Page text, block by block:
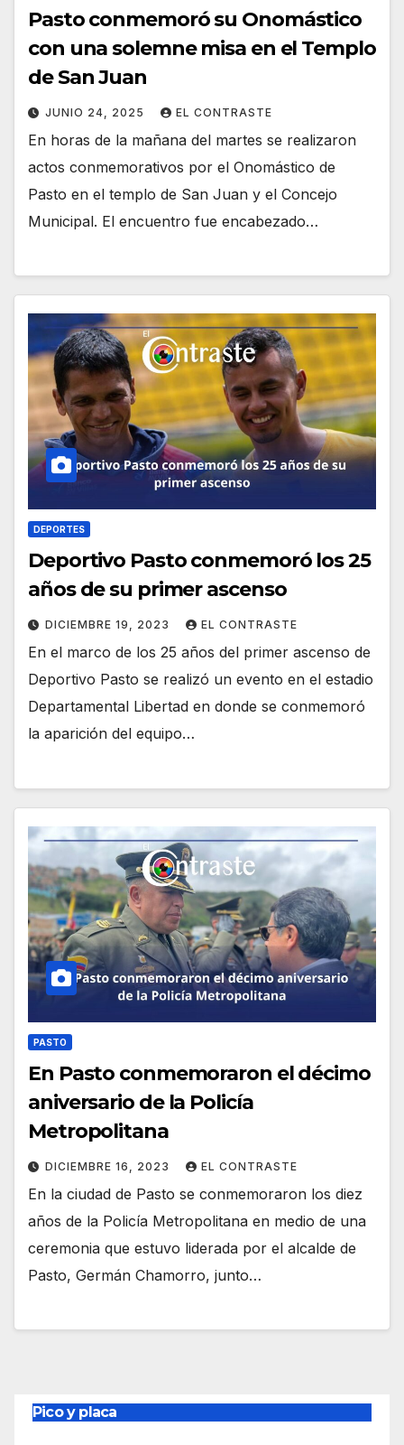
Pasto conmemoró su Onomástico
con una solemne misa en el Templo
de San Juan
JUNIO 24, 2025 EL CONTRASTE
En horas de la mañana del martes se realizaron
actos conmemorativos por el Onomástico de
Pasto en el templo de San Juan y el Concejo
Municipal. El encuentro fue encabezado…
DEPORTES
Deportivo Pasto conmemoró los 25
años de su primer ascenso
DICIEMBRE 19, 2023 EL CONTRASTE
En el marco de los 25 años del primer ascenso de
Deportivo Pasto se realizó un evento en el estadio
Departamental Libertad en donde se conmemoró
la aparición del equipo…
PASTO
En Pasto conmemoraron el décimo
aniversario de la Policía
Metropolitana
DICIEMBRE 16, 2023 EL CONTRASTE
En la ciudad de Pasto se conmemoraron los diez
años de la Policía Metropolitana en medio de una
ceremonia que estuvo liderada por el alcalde de
Pasto, Germán Chamorro, junto…
Pico y placa